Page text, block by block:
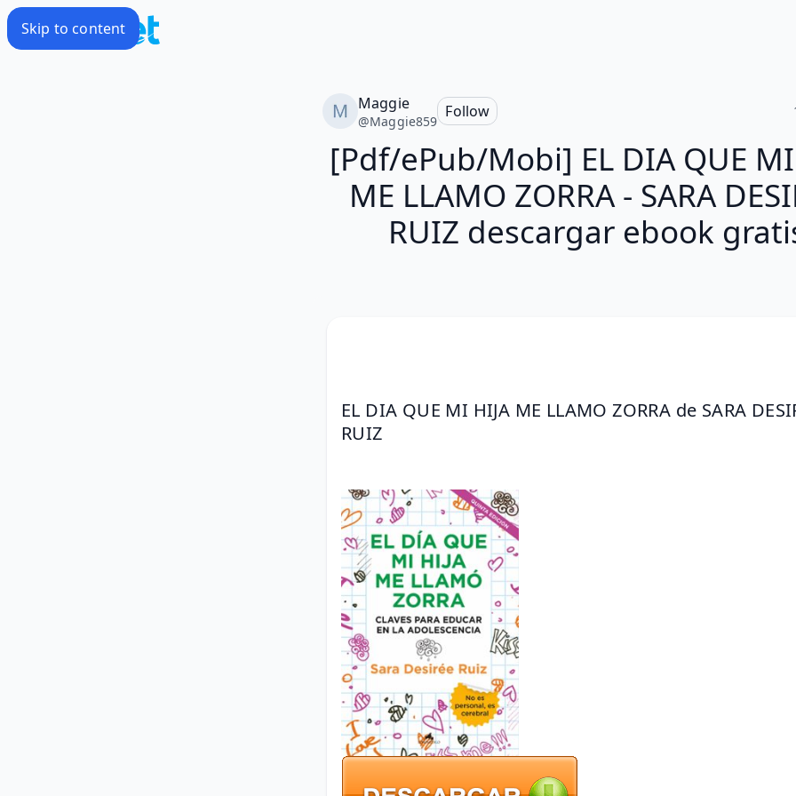
Skip to content
Maggie
@Maggie859
Follow
[Pdf/ePub/Mobi] EL DIA QUE
ME LLAMO ZORRA - SARA
RUIZ descargar ebook
EL DIA QUE MI HIJA ME LLAMO ZORRA de SARA
RUIZ